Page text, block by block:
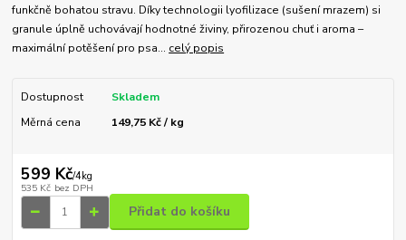
funkčně bohatou stravu. Díky technologii lyofilizace (sušení mrazem) si
granule úplně uchovávají hodnotné živiny, přirozenou chuť i aroma –
maximální potěšení pro psa... celý popis
Dostupnost
Skladem
Měrná cena
149,75 Kč / kg
599 Kč/4kg
535 Kč bez DPH
Přidat do košíku